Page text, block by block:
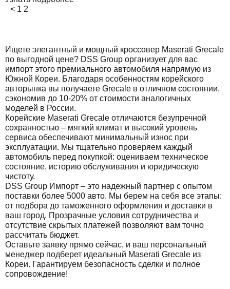
< 1 2
Ищете элегантный и мощный кроссовер Maserati Grecale
по выгодной цене? DSS Group организует для вас
импорт этого премиального автомобиля напрямую из
Южной Кореи. Благодаря особенностям корейского
авторынка вы получаете Grecale в отличном состоянии,
сэкономив до 10-20% от стоимости аналогичных
моделей в России.
Корейские Maserati Grecale отличаются безупречной
сохранностью – мягкий климат и высокий уровень
сервиса обеспечивают минимальный износ при
эксплуатации. Мы тщательно проверяем каждый
автомобиль перед покупкой: оцениваем техническое
состояние, историю обслуживания и юридическую
чистоту.
DSS Group Импорт – это надежный партнер с опытом
поставки более 5000 авто. Мы берем на себя все этапы:
от подбора до таможенного оформления и доставки в
ваш город. Прозрачные условия сотрудничества и
отсутствие скрытых платежей позволяют вам точно
рассчитать бюджет.
Оставьте заявку прямо сейчас, и ваш персональный
менеджер подберет идеальный Maserati Grecale из
Кореи. Гарантируем безопасность сделки и полное
сопровождение!